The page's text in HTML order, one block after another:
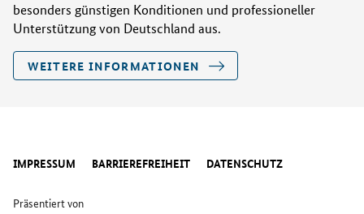
besonders günstigen Konditionen und professioneller
Unterstützung von Deutschland aus.
WEITERE INFORMATIONEN
IMPRESSUM BARRIEREFREIHEIT DATENSCHUTZ
Präsentiert von